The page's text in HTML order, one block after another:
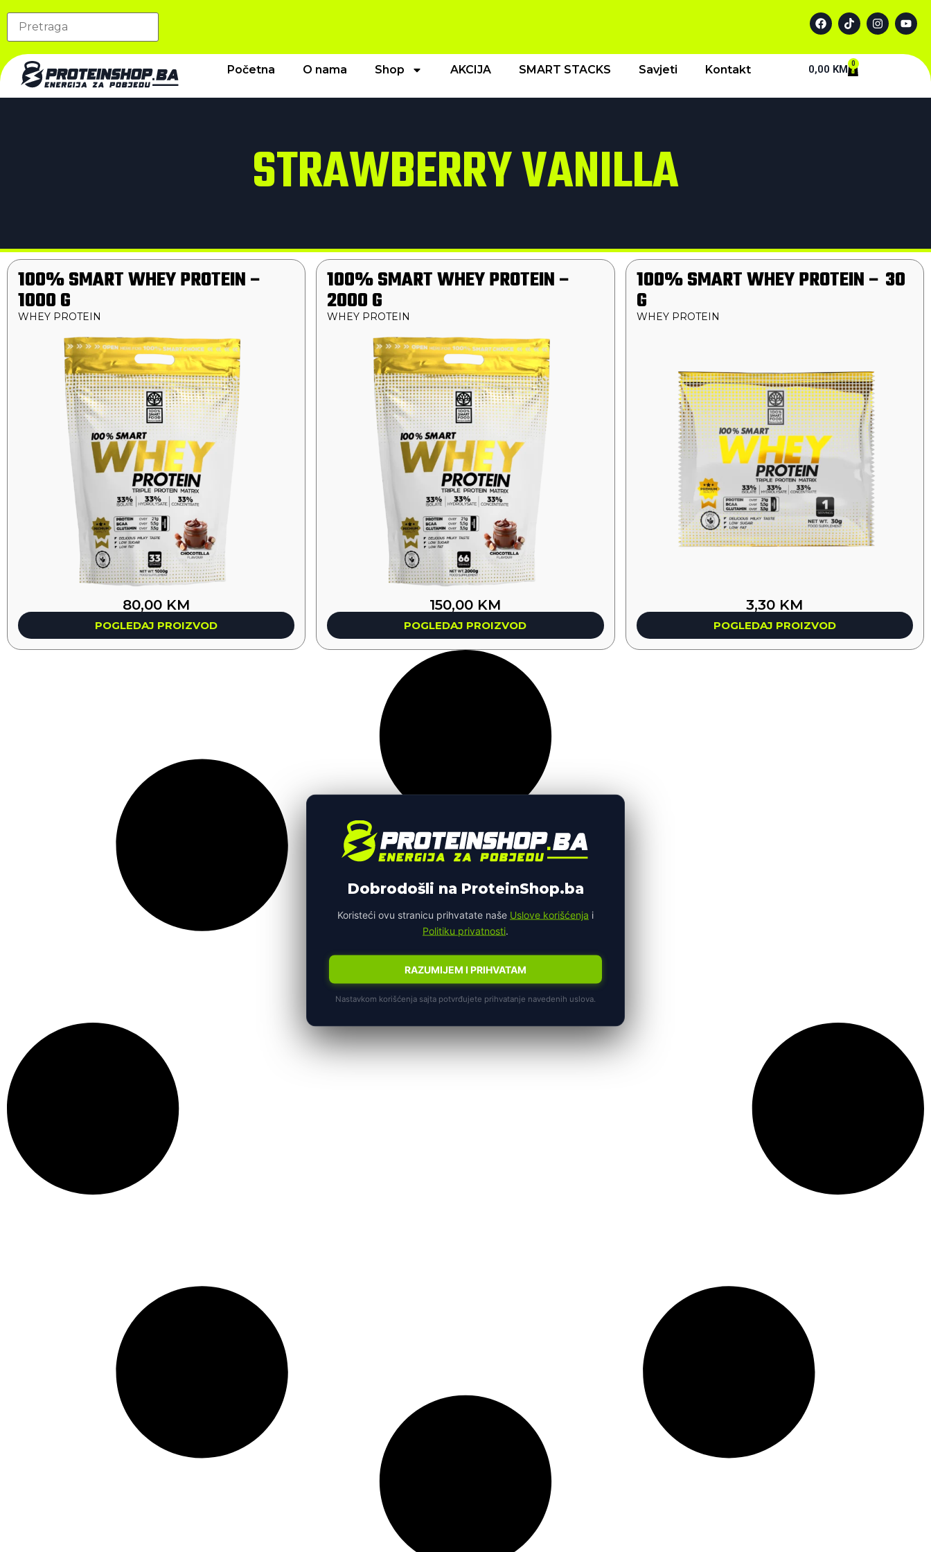
Početna O nama Shop AKCIJA SMART STACKS Savjeti Kontakt 0,00 KM 0
STRAWBERRY VANILLA
100% SMART WHEY PROTEIN –
1000 G
WHEY PROTEIN
80,00 KM
POGLEDAJ PROIZVOD
100% SMART WHEY PROTEIN –
2000 G
WHEY PROTEIN
150,00 KM
POGLEDAJ PROIZVOD
100% SMART WHEY PROTEIN – 30
G
WHEY PROTEIN
3,30 KM
POGLEDAJ PROIZVOD
Dobrodošli na ProteinShop.ba
Koristeći ovu stranicu prihvatate naše Uslove korišćenja i
Politiku privatnosti.
RAZUMIJEM I PRIHVATAM
Nastavkom korišćenja sajta potvrđujete prihvatanje navedenih uslova.